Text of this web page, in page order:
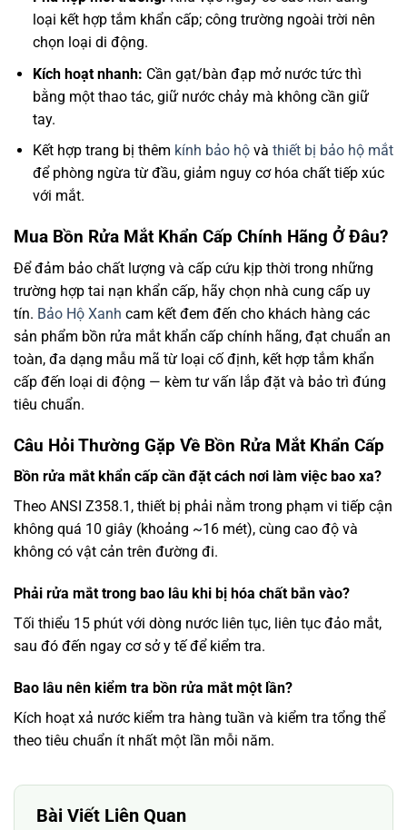
loại kết hợp tắm khẩn cấp; công trường ngoài trời nên
chọn loại di động.
Kích hoạt nhanh: Cần gạt/bàn đạp mở nước tức thì
bằng một thao tác, giữ nước chảy mà không cần giữ
tay.
Kết hợp trang bị thêm kính bảo hộvà thiết bị bảo hộ mắt
để phòng ngừa từ đầu, giảm nguy cơ hóa chất tiếp xúc
với mắt.
Mua Bồn Rửa Mắt Khẩn Cấp Chính Hãng Ở Đâu?
Để đảm bảo chất lượng và cấp cứu kịp thời trong những
trường hợp tai nạn khẩn cấp, hãy chọn nhà cung cấp uy
tín. Bảo Hộ Xanh cam kết đem đến cho khách hàng các
sản phẩm bồn rửa mắt khẩn cấp chính hãng, đạt chuẩn an
toàn, đa dạng mẫu mã từ loại cố định, kết hợp tắm khẩn
cấp đến loại di động — kèm tư vấn lắp đặt và bảo trì đúng
tiêu chuẩn.
Câu Hỏi Thường Gặp Về Bồn Rửa Mắt Khẩn Cấp
Bồn rửa mắt khẩn cấp cần đặt cách nơi làm việc bao xa?
Theo ANSI Z358.1, thiết bị phải nằm trong phạm vi tiếp cận
không quá 10 giây (khoảng ~16 mét), cùng cao độ và
không có vật cản trên đường đi.
Phải rửa mắt trong bao lâu khi bị hóa chất bắn vào?
Tối thiểu 15 phút với dòng nước liên tục, liên tục đảo mắt,
sau đó đến ngay cơ sở y tế để kiểm tra.
Bao lâu nên kiểm tra bồn rửa mắt một lần?
Kích hoạt xả nước kiểm tra hàng tuần và kiểm tra tổng thể
theo tiêu chuẩn ít nhất một lần mỗi năm.
Bài Viết Liên Quan